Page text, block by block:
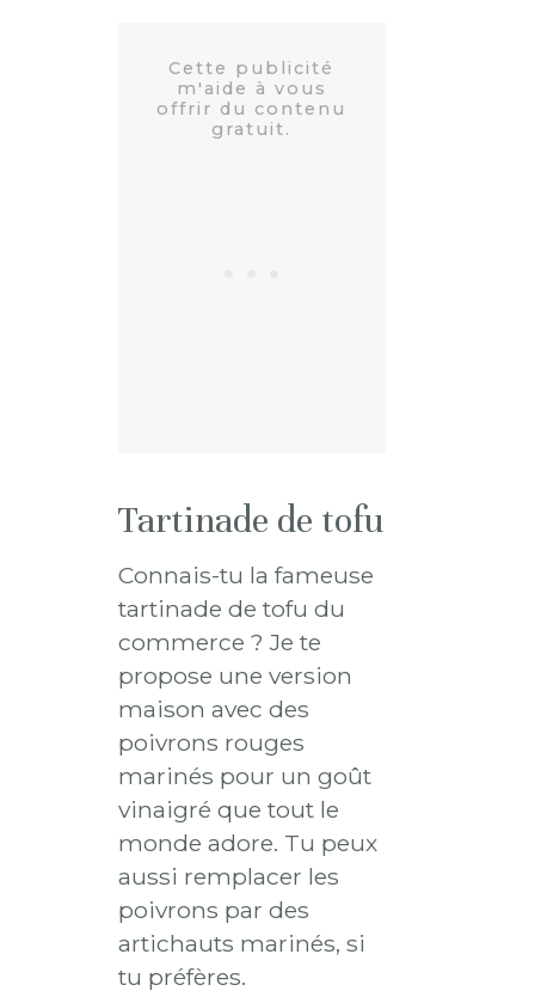
Tartinade de tofu
Connais-tu la fameuse
tartinade de tofu du
commerce ? Je te
propose une version
maison avec des
poivrons rouges
marinés pour un goût
vinaigré que tout le
monde adore. Tu peux
aussi remplacer les
poivrons par des
artichauts marinés, si
tu préfères.